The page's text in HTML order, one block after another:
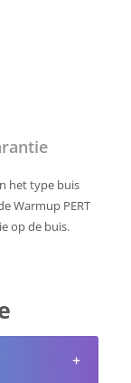
het type buis
Warmup PERT
op de buis.